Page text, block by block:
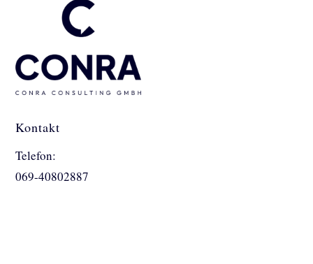
Kontakt
Telefon:
069-40802887